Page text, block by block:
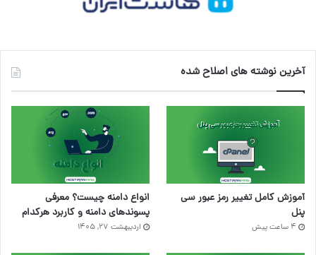
آخرین نوشته های اصلاح شده
آموزش کامل تغییر رمز عبور سی
پنل
4 ساعت پیش
انواع دامنه چیست؟ معرفی
پسوندهای دامنه و کاربرد هرکدام
اردیبهشت ۲۷, ۱۴۰۵